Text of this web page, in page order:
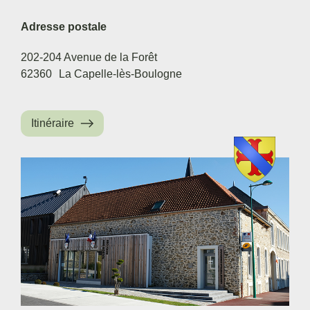
Adresse postale
202-204 Avenue de la Forêt
62360
La Capelle-lès-Boulogne
Itinéraire